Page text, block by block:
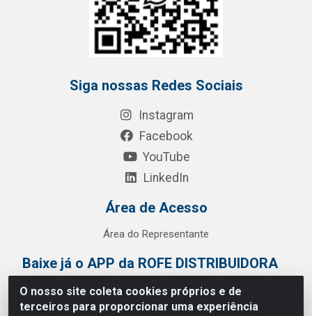
O nosso site coleta cookies próprios e de
terceiros para proporcionar uma experiência
Siga nossas Redes Sociais
Instagram
Facebook
YouTube
LinkedIn
Área de Acesso
Área do Representante
Baixe já o APP da ROFE DISTRIBUIDORA